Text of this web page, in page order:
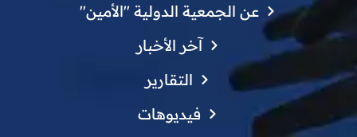
عن الجمعية الدولية "الأمين"
آخر الأخبار
التقارير
فيديوهات